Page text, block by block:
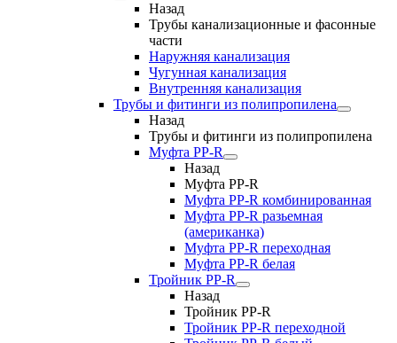
Назад
Трубы канализационные и фасонные
части
Наружняя канализация
Чугунная канализация
Внутренняя канализация
Трубы и фитинги из полипропилена
Назад
Трубы и фитинги из полипропилена
Муфта PP-R
Назад
Муфта PP-R
Муфта РР-R комбинированная
Муфта РР-R разьемная
(американка)
Муфта РР-R переходная
Муфта РР-R белая
Тройник PP-R
Назад
Тройник PP-R
Тройник РР-R переходной